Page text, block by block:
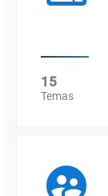
15
Temas